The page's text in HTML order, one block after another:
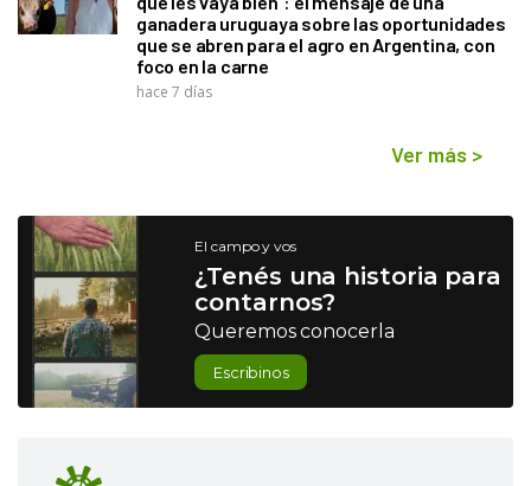
ganadera uruguaya sobre las oportunidades
que se abren para el agro en Argentina, con
foco en la carne
hace 7 días
Ver más >
El campo y vos
¿Tenés una historia para
contarnos?
Queremos conocerla
Escribinos